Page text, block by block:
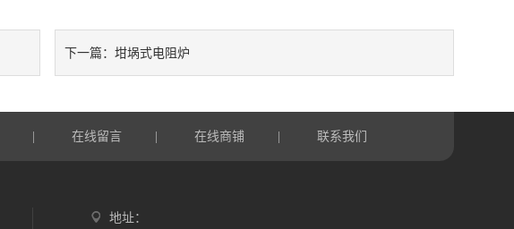
下一篇：坩埚式电阻炉
在线留言 在线商铺 联系我们
地址：